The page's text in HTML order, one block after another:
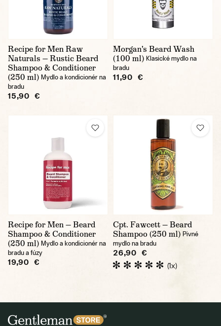
Recipe for Men Raw
Naturals — Rustic Beard
Shampoo & Conditioner
(250 ml) Mydlo a kondicionér na
bradu
15,90 €
Morgan's Beard Wash
(100 ml) Klasické mydlo na
bradu
11,90 €
Recipe for Men — Beard
Shampoo & Conditioner
(250 ml) Mydlo a kondicionér na
bradu a fúzy
19,90 €
Cpt. Fawcett — Beard
Shampoo (250 ml) Pivné
mydlo na bradu
26,90 €
(1x)